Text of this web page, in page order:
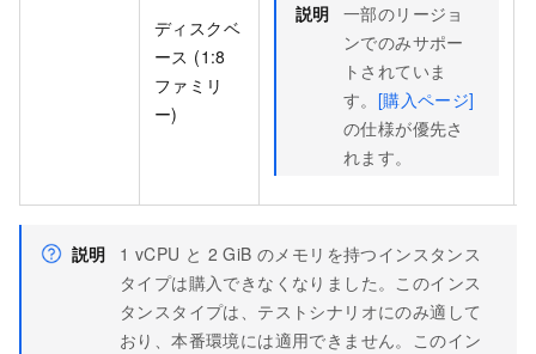
ディスクベ
ース (1:8
ファミリ
ー)
説明 一部のリージョ
ンでのみサポー
トされていま
す。 [購入ページ]
の仕様が優先さ
れます。
説明
1 vCPU と 2 GiB のメモリを持つインスタンス
タイプは購入できなくなりました。このインス
タンスタイプは、テストシナリオにのみ適して
おり、本番環境には適用できません。このイン